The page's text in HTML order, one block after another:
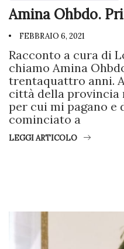
Amina Ohbdo.
FEBBRAIO 6, 2021
Racconto a cura di
chiamo Amina
trentaquattro anni.
città della provincia
per cui mi pagano e
cominciato a
LEGGI ARTICOLO